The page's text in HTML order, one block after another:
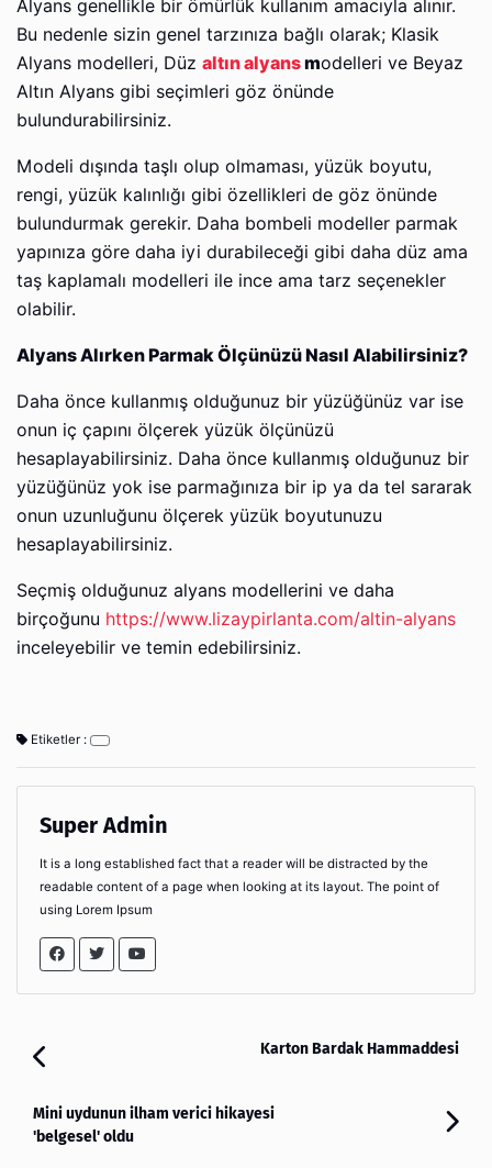
Alyans genellikle bir ömürlük kullanım amacıyla alınır.
Bu nedenle sizin genel tarzınıza bağlı olarak; Klasik
Alyans modelleri, Düz altın alyansmodelleri ve Beyaz
Altın Alyans gibi seçimleri göz önünde
bulundurabilirsiniz.
Modeli dışında taşlı olup olmaması, yüzük boyutu,
rengi, yüzük kalınlığı gibi özellikleri de göz önünde
bulundurmak gerekir. Daha bombeli modeller parmak
yapınıza göre daha iyi durabileceği gibi daha düz ama
taş kaplamalı modelleri ile ince ama tarz seçenekler
olabilir.
Alyans Alırken Parmak Ölçünüzü Nasıl Alabilirsiniz?
Daha önce kullanmış olduğunuz bir yüzüğünüz var ise
onun iç çapını ölçerek yüzük ölçünüzü
hesaplayabilirsiniz. Daha önce kullanmış olduğunuz bir
yüzüğünüz yok ise parmağınıza bir ip ya da tel sararak
onun uzunluğunu ölçerek yüzük boyutunuzu
hesaplayabilirsiniz.
Seçmiş olduğunuz alyans modellerini ve daha
birçoğunu https://www.lizaypirlanta.com/altin-alyans
inceleyebilir ve temin edebilirsiniz.
Etiketler :
Super Admin
It is a long established fact that a reader will be distracted by the
readable content of a page when looking at its layout. The point of
using Lorem Ipsum
Karton Bardak Hammaddesi
Mini uydunun ilham verici hikayesi
'belgesel' oldu